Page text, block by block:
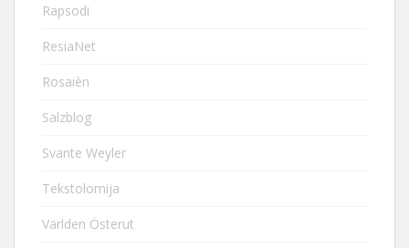
Rapsodi
ResiaNet
Rosaièn
Salzblog
Svante Weyler
Tekstolomija
Världen Österut